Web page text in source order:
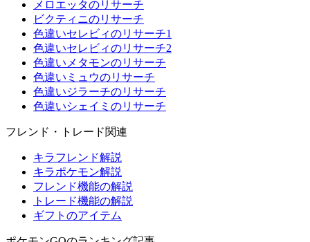
メロエッタのリサーチ
ビクティニのリサーチ
色違いセレビィのリサーチ1
色違いセレビィのリサーチ2
色違いメタモンのリサーチ
色違いミュウのリサーチ
色違いジラーチのリサーチ
色違いシェイミのリサーチ
フレンド・トレード関連
キラフレンド解説
キラポケモン解説
フレンド機能の解説
トレード機能の解説
ギフトのアイテム